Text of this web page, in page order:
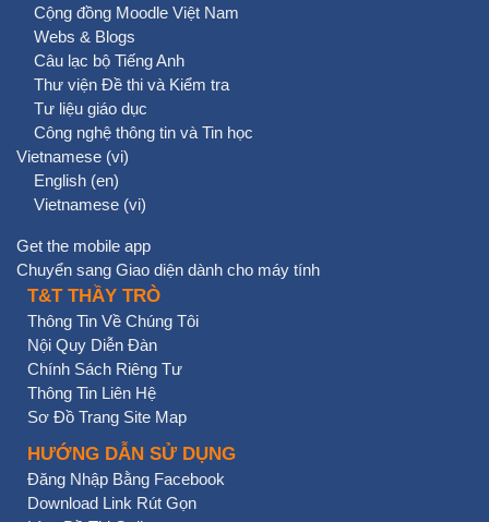
Cộng đồng Moodle Việt Nam
Webs & Blogs
Câu lạc bộ Tiếng Anh
Thư viện Đề thi và Kiểm tra
Tư liệu giáo dục
Công nghệ thông tin và Tin học
Vietnamese ‎(vi)‎
English ‎(en)‎
Vietnamese ‎(vi)‎
Get the mobile app
Chuyển sang Giao diện dành cho máy tính
T&T THẦY TRÒ
Thông Tin Về Chúng Tôi
Nội Quy Diễn Đàn
Chính Sách Riêng Tư
Thông Tin Liên Hệ
Sơ Đồ Trang Site Map
HƯỚNG DẪN SỬ DỤNG
Đăng Nhập Bằng Facebook
Download Link Rút Gọn